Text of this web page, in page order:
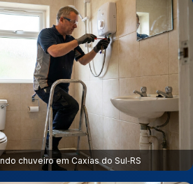
chuveiro em Caxias do Sul‑RS